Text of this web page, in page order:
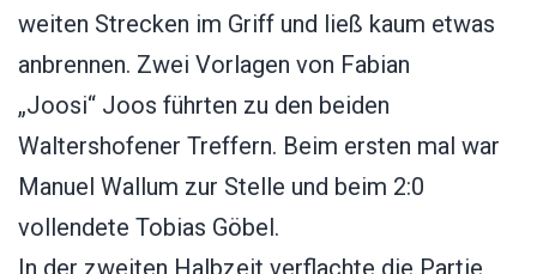
weiten Strecken im Griff und ließ kaum etwas
anbrennen. Zwei Vorlagen von Fabian
„Joosi“ Joos führten zu den beiden
Waltershofener Treffern. Beim ersten mal war
Manuel Wallum zur Stelle und beim 2:0
vollendete Tobias Göbel.
In der zweiten Halbzeit verflachte die Partie,